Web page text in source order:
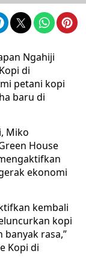
Ngahiji
di
petani kopi
baru di
Miko
House
ekonomi
kembali
kopi
rasa,”
Kopi di